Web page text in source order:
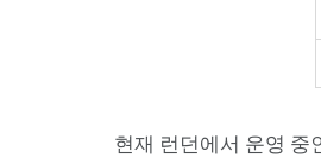
현재 런던에서 운영